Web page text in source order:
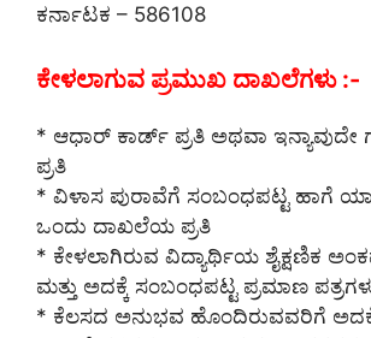
ಕರ್ನಾಟಕ – 586108
ಕೇಳಲಾಗುವ ಪ್ರಮುಖ ದಾಖಲೆಗಳು :-
* ಆಧಾರ್ ಕಾರ್ಡ್ ಪ್ರತಿ ಅಥವಾ
ಪ್ರತಿ
* ವಿಳಾಸ ಪುರಾವೆಗೆ ಸಂಬಂಧಪಟ್ಟ ಹಾಗೆ
ಒಂದು ದಾಖಲೆಯ ಪ್ರತಿ
* ಕೇಳಲಾಗಿರುವ ವಿದ್ಯಾರ್ಥಿಯ ಶೈಕ್ಷಣಿಕ
ಮತ್ತು ಅದಕ್ಕೆ ಸಂಬಂಧಪಟ್ಟ ಪ್ರಮಾಣ
* ಕೆಲಸದ ಅನುಭವ ಹೊಂದಿರುವವರಿಗೆ